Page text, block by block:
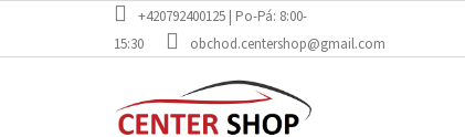
obsah
+420792400125 | Po-Pá: 8:00-
15:30
obchod.centershop@gmail.com